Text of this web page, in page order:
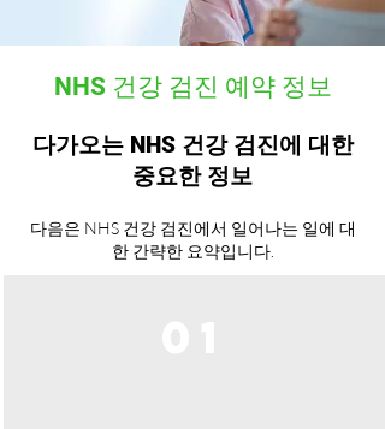
NHS 건강 검진 예약 정보
다가오는 NHS 건강 검진에 대한
중요한 정보
다음은 NHS 건강 검진에서 일어나는 일에 대
한 간략한 요약입니다.